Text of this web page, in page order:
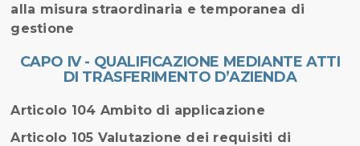
alla misura straordinaria e temporanea di
gestione
CAPO IV - QUALIFICAZIONE MEDIANTE ATTI
DI TRASFERIMENTO D’AZIENDA
Articolo 104 Ambito di applicazione
Articolo 105 Valutazione dei requisiti di